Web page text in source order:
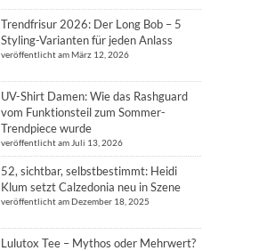
Trendfrisur 2026: Der Long Bob – 5
Styling-Varianten für jeden Anlass
veröffentlicht am März 12, 2026
UV-Shirt Damen: Wie das Rashguard
vom Funktionsteil zum Sommer-
Trendpiece wurde
veröffentlicht am Juli 13, 2026
52, sichtbar, selbstbestimmt: Heidi
Klum setzt Calzedonia neu in Szene
veröffentlicht am Dezember 18, 2025
Lulutox Tee – Mythos oder Mehrwert?